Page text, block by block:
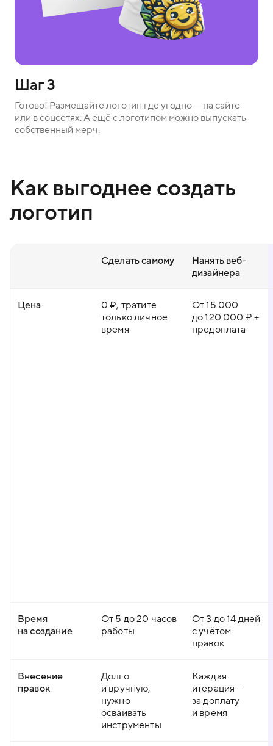
Шаг 3
Готово! Размещайте логотип где угодно — на сайте
или в соцсетях. А ещё с логотипом можно выпускать
собственный мерч.
Как выгоднее создать
логотип
Сделать самому
Нанять веб-
дизайнера
Цена
0 ₽, тратите
только личное
время
От 15 000
до 120 000 ₽ +
предоплата
Время
на создание
От 5 до 20 часов
работы
От 3 до 14 дней
с учётом
правок
Внесение
правок
Долго
и вручную,
нужно
осваивать
инструменты
Каждая
итерация —
за доплату
и время